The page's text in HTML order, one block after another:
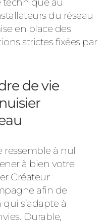
du réseau
en place des
strictes fixées par
de vie
ressemble à nul
à bien votre
Créateur
afin de
s’adapte à
Durable,